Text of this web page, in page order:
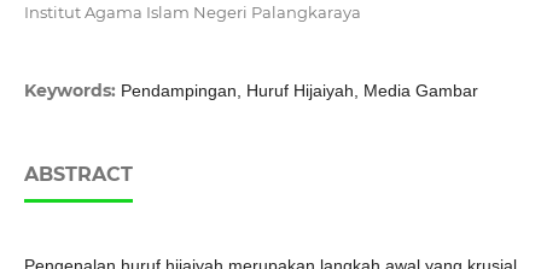
Institut Agama Islam Negeri Palangkaraya
Keywords: Pendampingan, Huruf Hijaiyah, Media Gambar
ABSTRACT